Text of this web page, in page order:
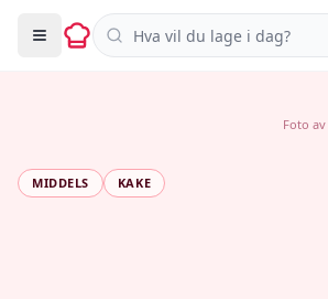
Søk i oppskrifter
MIDDELS KAKE
Foto av